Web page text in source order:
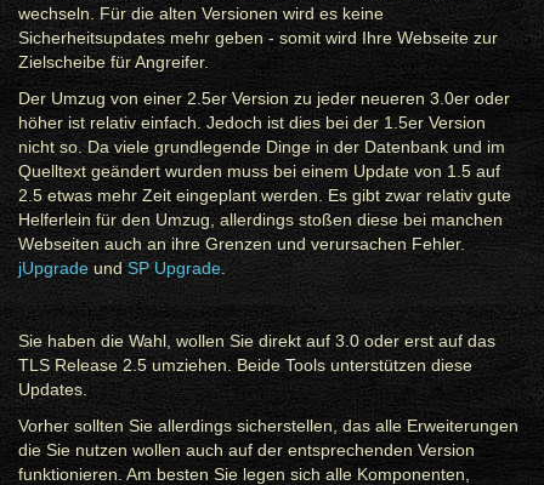
wechseln. Für die alten Versionen wird es keine
Sicherheitsupdates mehr geben - somit wird Ihre Webseite zur
Zielscheibe für Angreifer.
Der Umzug von einer 2.5er Version zu jeder neueren 3.0er oder
höher ist relativ einfach. Jedoch ist dies bei der 1.5er Version
nicht so. Da viele grundlegende Dinge in der Datenbank und im
Quelltext geändert wurden muss bei einem Update von 1.5 auf
2.5 etwas mehr Zeit eingeplant werden. Es gibt zwar relativ gute
Helferlein für den Umzug, allerdings stoßen diese bei manchen
Webseiten auch an ihre Grenzen und verursachen Fehler.
jUpgrade undSP Upgrade.
Sie haben die Wahl, wollen Sie direkt auf 3.0 oder erst auf das
TLS Release 2.5 umziehen. Beide Tools unterstützen diese
Updates.
Vorher sollten Sie allerdings sicherstellen, das alle Erweiterungen
die Sie nutzen wollen auch auf der entsprechenden Version
funktionieren. Am besten Sie legen sich alle Komponenten,